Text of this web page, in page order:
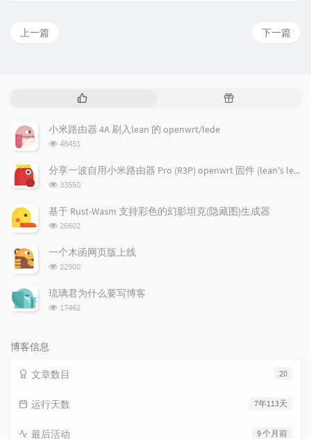
下一篇
上一篇
文
章
随
小米路由器 4A 刷入lean 的 openwrt/lede
浏
次
数:
46451
分享一波自用小米路由器 Pro (R3P) openwrt 固件 (lean's lede)
浏
次
数:
33550
基于 Rust-Wasm 支持彩色的幻影坦克(隐藏图)生成器
浏
次
数:
26602
一个木函网页版上线
浏
次
数:
22900
琉璃君为什么要写博客
浏
17462
博客信息
20
文章数目
7年113天
运行天数
9 个月前
最后活动